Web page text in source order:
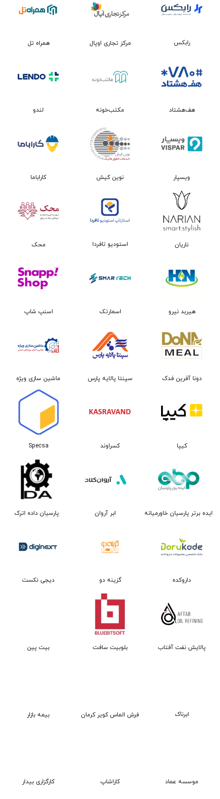
رابکس مرکز تجاری اوپال همراه تل
هف‌هشتاد مکتب‌خونه لندو
ویسپار نوین کیش کاراباما
ناریان استودیو تافردا محک
هیربد نیرو اسمارتک اسنپ شاپ
دونا آفرین فدک سپنتا پالایه پارس ماشین سازی ویژه
کیپا کسراوند Specsa
ایده برتر پارسیان خاورمیانه ابر آروان پارسیان داده اترک
داروکده گزینه دو دیجی نکست
پالایش نفت آفتاب بلوبیت سافت بیت پین
ابرناک فرش الماس کویر کرمان بیمه بازار
موسسه عماد کاراشاپ کارگزاری بیدار